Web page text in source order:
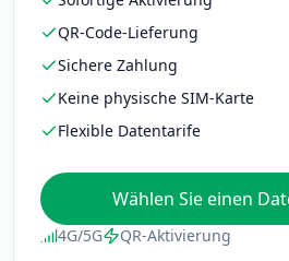
QR-Code-Lieferung
Sichere Zahlung
Keine physische SIM-Karte
Flexible Datentarife
Wählen Sie einen
4G/5G QR-Aktivierung